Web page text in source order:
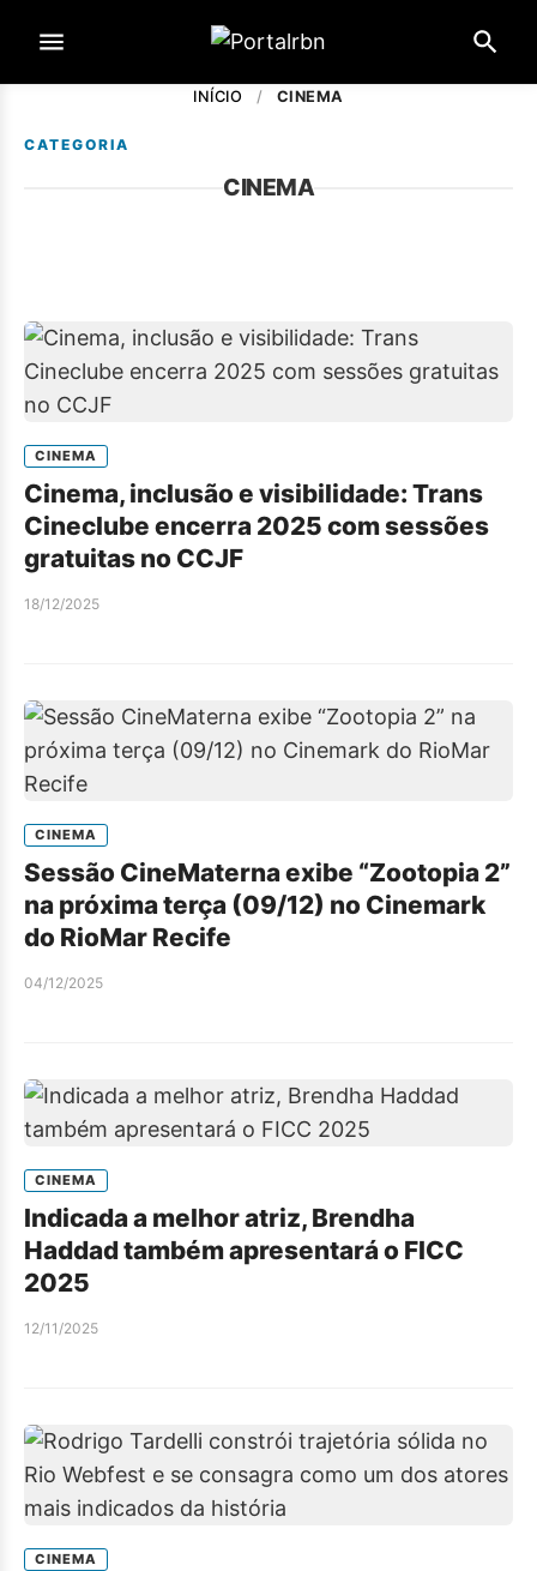
INÍCIO / CINEMA
CATEGORIA
CINEMA
CINEMA
Cinema, inclusão e visibilidade: Trans
Cineclube encerra 2025 com sessões
gratuitas no CCJF
18/12/2025
CINEMA
Sessão CineMaterna exibe “Zootopia 2”
na próxima terça (09/12) no Cinemark
do RioMar Recife
04/12/2025
CINEMA
Indicada a melhor atriz, Brendha
Haddad também apresentará o FICC
2025
12/11/2025
CINEMA